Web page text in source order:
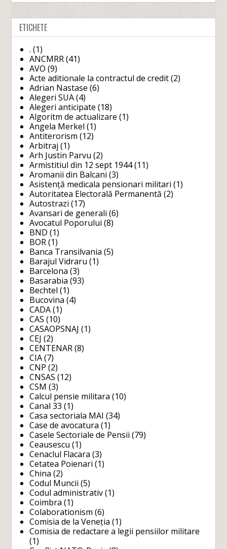
ETICHETE
. (1)
ANCMRR (41)
AVO (9)
Acte aditionale la contractul de credit (2)
Adrian Nastase (6)
Alegeri SUA (4)
Alegeri anticipate (18)
Algoritm de actualizare (1)
Angela Merkel (1)
Antiterorism (12)
Arbitraj (1)
Arh Justin Parvu (2)
Armistitiul din 12 sept 1944(11)
Aromanii din Balcani (3)
Asistență medicala pensionari militari (1)
Autoritatea Electorală Permanentă (2)
Autostrazi (17)
Avansari de generali (6)
Avocatul Poporului (8)
BND (1)
BOR (1)
Banca Transilvania (5)
Barajul Vidraru (1)
Barcelona (3)
Basarabia (93)
Bechtel (1)
Bucovina (4)
CADA (1)
CAS (10)
CASAOPSNAJ (1)
CEJ (2)
CENTENAR (8)
CIA (7)
CNP (2)
CNSAS (12)
CSM (3)
Calcul pensie militara (10)
Canal 33 (1)
Casa sectoriala MAI (34)
Case de avocatura (1)
Casele Sectoriale de Pensii (79)
Ceausescu (1)
Cenaclul Flacara (3)
Cetatea Poienari (1)
China (2)
Codul Muncii (5)
Codul administrativ (1)
Coimbra (1)
Colaborationism (6)
Comisia de la Veneția (1)
Comisia de redactare a legii pensiilor militare
(1)